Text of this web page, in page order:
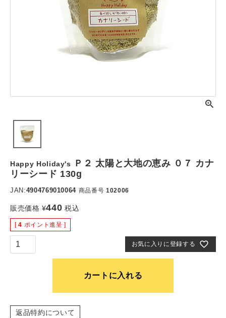
Happy Holiday's
Ｐ２ 太陽と大地の恵み ０７ カナ
リーシード 130g
JAN:4904769010064 商品番号 102006
販売価格 ¥440 税込
[ 4 ポイント進呈 ]
お気に入りに登録する
カートに入れる
返品特約について